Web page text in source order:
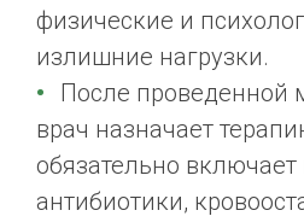
физические и
излишние нагрузки.
После проведенной
врач назначает
обязательно включает
антибиотики,